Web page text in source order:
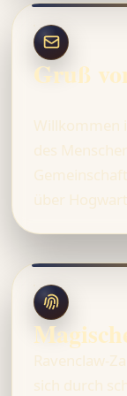
Gruß
Willkommen
des
über
Ravenclaw-
sich durch